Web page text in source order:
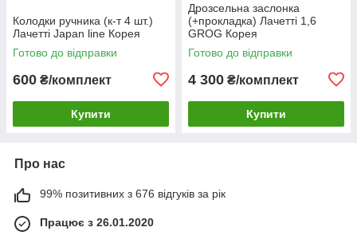
Колодки ручника (к-т 4 шт.)
Лачетті Japan line Корея
Готово до відправки
600 ₴/комплект
Купити
Дрозсельна заслонка
(+прокладка) Лачетті 1,6
GROG Корея
Готово до відправки
4 300 ₴/комплект
Купити
Про нас
99% позитивних з 676 відгуків за рік
Працює з 26.01.2020